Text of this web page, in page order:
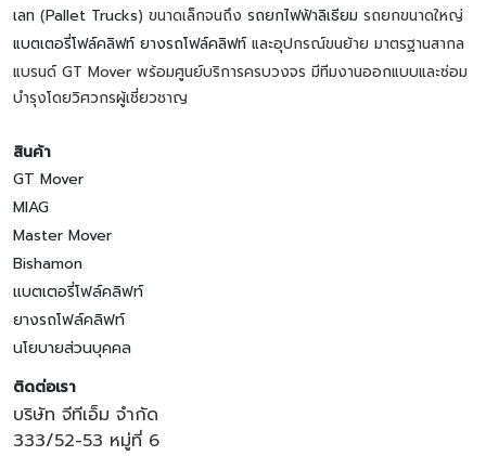
เลท (Pallet Trucks) ขนาดเล็กจนถึง รถยกไฟฟ้าลิเธียม รถยกขนาดใหญ่
แบตเตอรี่โฟล์คลิฟท์ ยางรถโฟล์คลิฟท์และอุปกรณ์ขนย้าย มาตรฐานสากล
แบรนด์ GT Mover พร้อมศูนย์บริการครบวงจร มีทีมงานออกแบบและซ่อม
บำรุงโดยวิศวกรผู้เชี่ยวชาญ
สินค้า
GT Mover
MIAG
Master Mover
Bishamon
แบตเตอรี่โฟล์คลิฟท์
ยางรถโฟล์คลิฟท์
นโยบายส่วนบุคคล
ติดต่อเรา
บริษัท จีทีเอ็ม จำกัด
333/52-53 หมู่ที่ 6